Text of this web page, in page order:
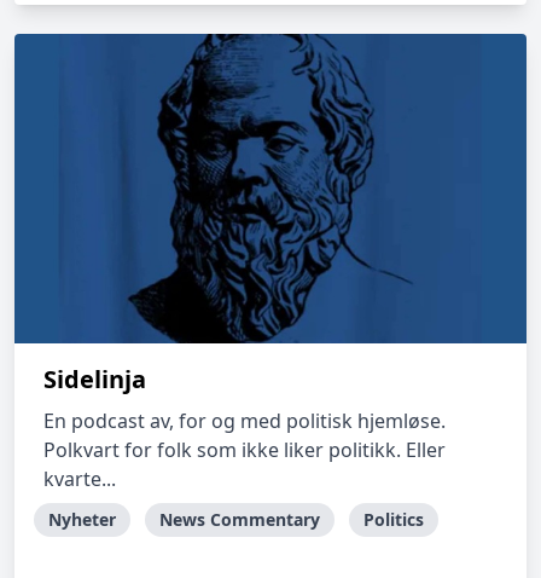
Sidelinja
En podcast av, for og med politisk hjemløse.
Polkvart for folk som ikke liker politikk. Eller
kvarte...
Nyheter News Commentary Politics